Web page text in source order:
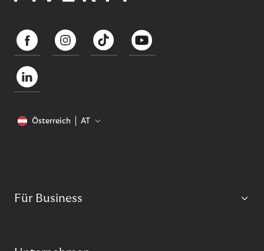
Österreich AT
Für Business